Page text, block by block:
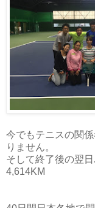
今でもテニスの関
りません。
そして終了後の翌
4,614KM